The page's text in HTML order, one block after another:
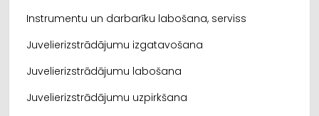
Instrumentu un darbarīku labošana, serviss
Juvelierizstrādājumu izgatavošana
Juvelierizstrādājumu labošana
Juvelierizstrādājumu uzpirkšana